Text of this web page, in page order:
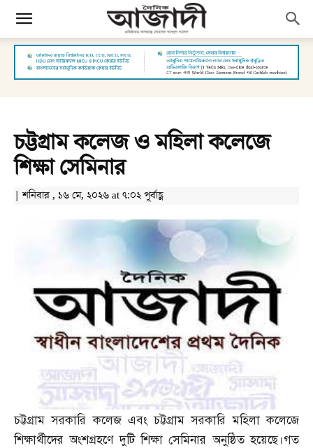
চট্টগ্রাম কলেজ ও মহিলা কলেজে
শিক্ষা সেমিনার
| শনিবার , ১৬ মে, ২০২৬ at ৭:০২ পূর্বাহ্ণ
চট্টগ্রাম সরকারি কলেজ এবং চট্টগ্রাম সরকারি মহিলা কলেজে
শিক্ষার্থীদের অংশগ্রহণে দুটি শিক্ষা সেমিনার অনুষ্ঠিত হয়েছে।গত